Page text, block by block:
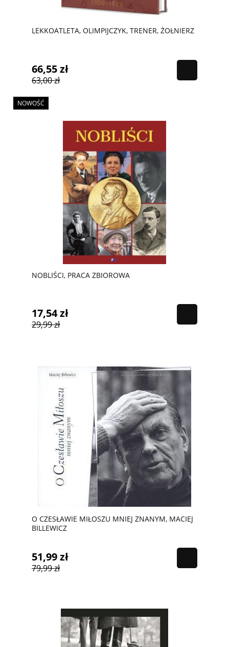
LEKKOATLETA, OLIMPIJCZYK, TRENER, ŻOŁNIERZ
66,55 zł
63,00 zł
NOBLIŚCI, PRACA ZBIOROWA
17,54 zł
29,99 zł
NOWOŚĆ
O CZESŁAWIE MIŁOSZU MNIEJ ZNANYM, MACIEJ
BILLEWICZ
51,99 zł
79,99 zł